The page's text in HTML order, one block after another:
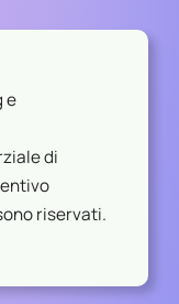
e
di
riservati.